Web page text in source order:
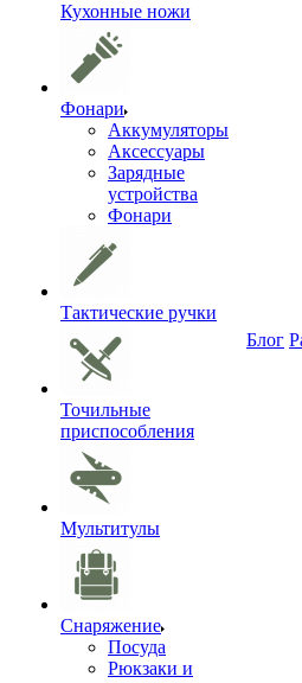
Кухонные ножи
Фонари
Аккумуляторы
Аксессуары
Зарядные
устройства
Фонари
Тактические ручки
Точильные
приспособления
Мультитулы
Снаряжение
Посуда
Рюкзаки и
Блог